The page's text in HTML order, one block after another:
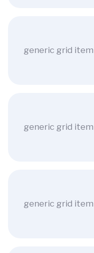
generic grid item
generic grid item
generic grid item